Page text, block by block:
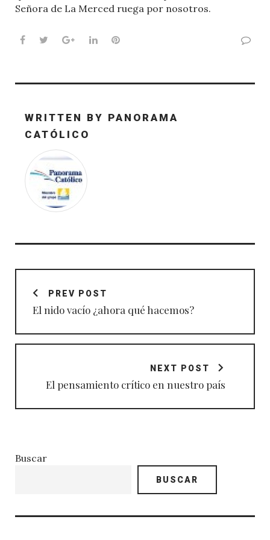
Señora de La Merced ruega por nosotros.
Facebook
TwitterGoogle+LinkedInPinterest
WRITTEN BY PANORAMA
CATÓLICO
Navegación
entradasPREV POST
El nido vacío ¿ahora qué hacemos?
NEXT POST
El pensamiento crítico en nuestro país
Buscar
BUSCAR